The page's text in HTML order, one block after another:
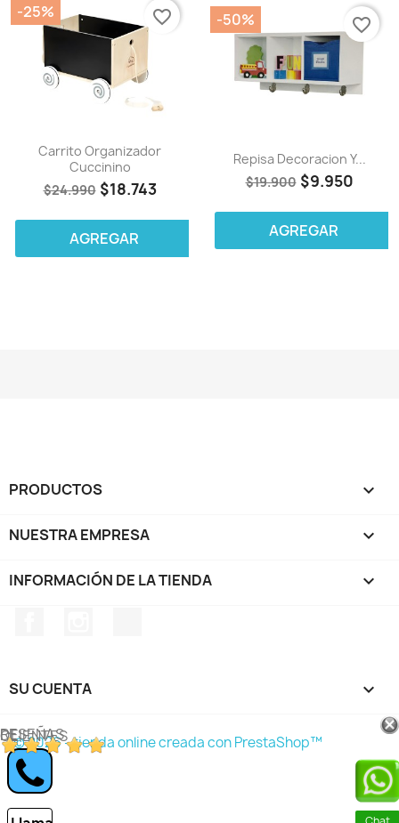
Carrito Organizador
Cuccinino
$24.990 $18.743
-25%
AGREGAR
favorite_border
Repisa Decoracion Y...
$19.900 $9.950
-50%
AGREGAR
favorite_border
PRODUCTOS 
NUESTRA EMPRESA 
INFORMACIÓN DE LA TIENDA keyboard_arrow_down
SU CUENTA 
RESEÑAS DE CLIENTES
© 2026 - tienda online creada con PrestaShop™